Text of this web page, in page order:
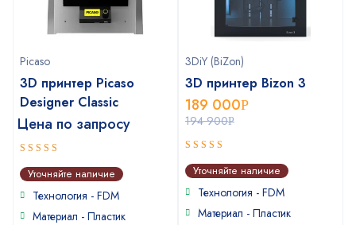
Picaso
3D принтер Picaso
Designer Classic
Цена по запросу
4out of
5Уточняйте наличие
Технология - FDM
Материал - Пластик
3DiY (BiZon)
3D принтер Bizon 3
194 900Р
189 000Р
5out of 5
Уточняйте наличие
Технология - FDM
Материал - Пластик